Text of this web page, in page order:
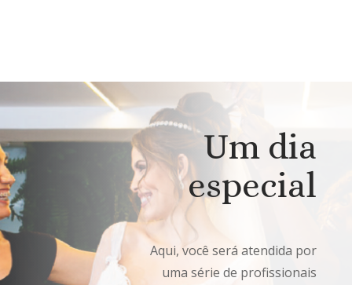
Um dia
especial
Aqui, você será atendida por
uma série de profissionais